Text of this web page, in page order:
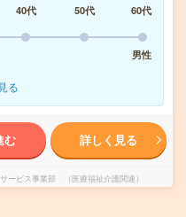
40代 50代
60代
男性
る
む 詳しく見る
ービス事業部 （医療福祉介護関連）